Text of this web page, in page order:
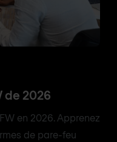
de 2026
en 2026. Apprenez
de pare-feu